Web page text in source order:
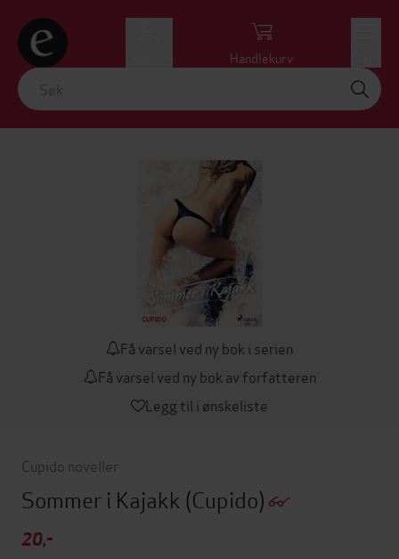
Handlekurv
Få varsel ved ny bok i serien
Få varsel ved ny bok av forfatteren
Legg til i ønskeliste
Cupido noveller
Sommer i Kajakk (Cupido)
20,-